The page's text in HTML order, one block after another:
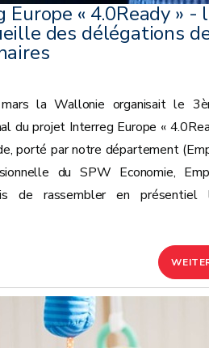
« 4.0Ready » -
des délégations
la Wallonie organisait le
du projet Interreg Europe «
porté par notre département
du SPW Economie,
de rassembler en présentiel